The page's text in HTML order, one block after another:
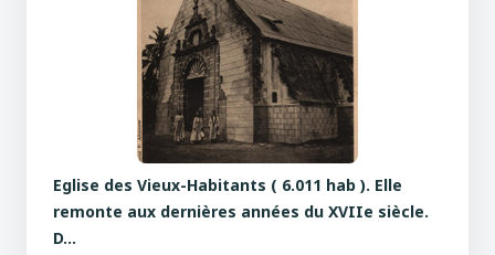
Eglise des Vieux-Habitants ( 6.011 hab ). Elle
remonte aux dernières années du XVIIe siècle.
D…